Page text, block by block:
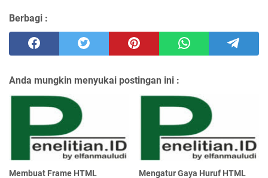
Berbagi :
Anda mungkin menyukai postingan ini :
Membuat Frame HTML
Mengatur Gaya Huruf HTML